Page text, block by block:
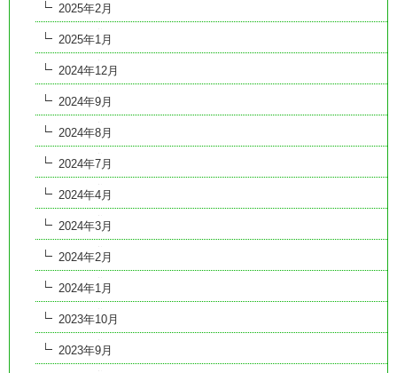
2025年2月
2025年1月
2024年12月
2024年9月
2024年8月
2024年7月
2024年4月
2024年3月
2024年2月
2024年1月
2023年10月
2023年9月